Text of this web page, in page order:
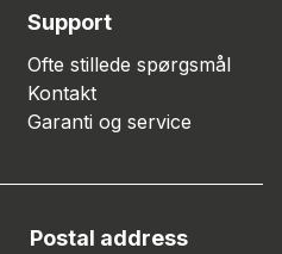
Support
Ofte stillede spørgsmål
Kontakt
Garanti og service
Postal address